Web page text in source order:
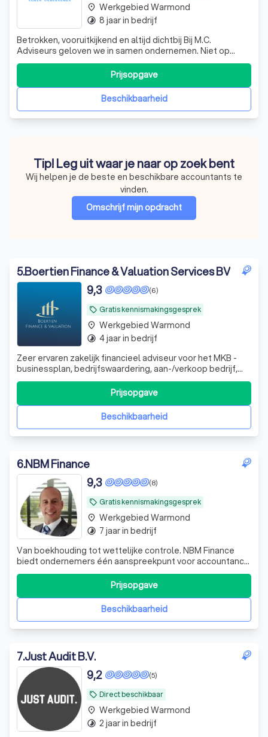
Betrokken, vooruitkijkend en altijd dichtbij Bij M.C.
Adviseurs geloven we in samen ondernemen. Niet op
afstand, maar naast jou als ondernemer. Wij zijn geen
traditionele accountant die alleen terugkijkt, maar een
betrokken mkb-adviseur die meedenkt, vooruitkijkt en
bijstuurt waar nodig. Onze krach
Beschikbaarheid
Prijsopgave
place Werkgebied Warmond
timelapse 8 jaar in bedrijf
Tip! Leg uit waar je naar op zoek bent
Wij helpen je de beste en beschikbare accountants te
vinden.
Omschrijf mijn opdracht
5.Boertien Finance & Valuation Services BV
local_offer Gratis kennismakingsgesprek
(6)
9,3
Zeer ervaren zakelijk financieel adviseur voor het MKB -
businessplan, bedrijfswaardering, aan-/verkoop bedrijf,
werknemersparticipaties, financieel zwaar weer en whoa
trajecten. DGA advisering
Beschikbaarheid
Prijsopgave
place Werkgebied Warmond
timelapse 4 jaar in bedrijf
6.NBM Finance
local_offer Gratis kennismakingsgesprek
(8)
9,3
Van boekhouding tot wettelijke controle. NBM Finance
biedt ondernemers één aanspreekpunt voor accountancy,
belastingadvies, audits en financieel advies.
Beschikbaarheid
Prijsopgave
place Werkgebied Warmond
timelapse 7 jaar in bedrijf
7.Just Audit B.V.
local_offer Direct beschikbaar
(5)
9,2
place Werkgebied Warmond
timelapse 2 jaar in bedrijf